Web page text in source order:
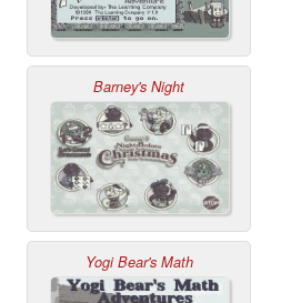
Barney's Night
Yogi Bear's Math